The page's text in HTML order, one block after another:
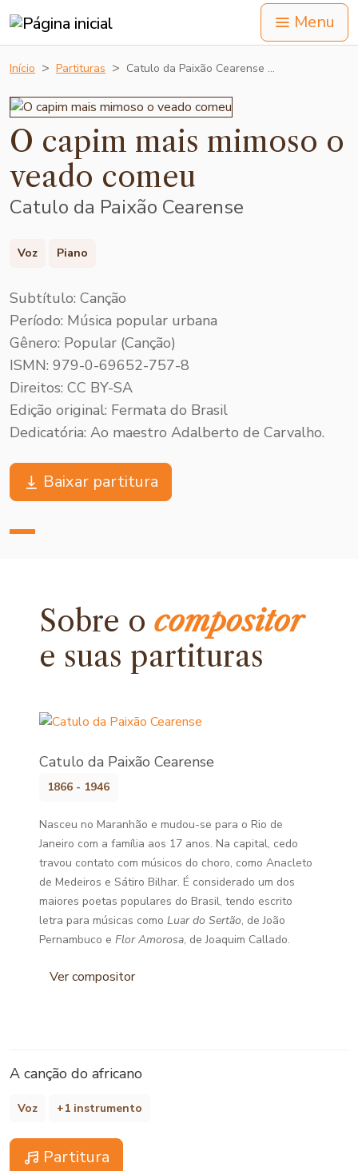
Menu
Início Partituras Catulo da Paixão Cearense …
O capim mais mimoso o
veado comeu
Catulo da Paixão Cearense
Voz Piano
Subtítulo: Canção
Período: Música popular urbana
Gênero: Popular (Canção)
ISMN: 979-0-69652-757-8
Direitos: CC BY-SA
Edição original: Fermata do Brasil
Dedicatória: Ao maestro Adalberto de Carvalho.
Baixar partitura
Sobre ocompositor
e suas partituras
Catulo da Paixão Cearense
1866 - 1946
Nasceu no Maranhão e mudou-se para o Rio de
Janeiro com a família aos 17 anos. Na capital, cedo
travou contato com músicos do choro, como Anacleto
de Medeiros e Sátiro Bilhar. É considerado um dos
maiores poetas populares do Brasil, tendo escrito
letra para músicas comoLuar do Sertão, de João
Pernambuco eFlor Amorosa, de Joaquim Callado.
Ver compositor
A canção do africano
Voz +1 instrumento
Partitura